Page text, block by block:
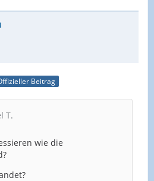
Beitrag
T.
wie die